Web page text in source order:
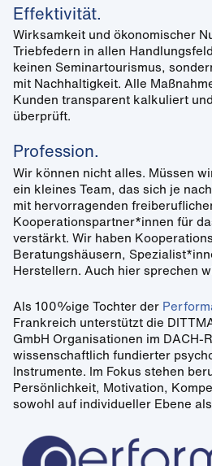
Effektivität.
Wirksamkeit und ökonomischer
Triebfedern in allen
keinen Seminartourismus,
mit Nachhaltigkeit. Alle
Kunden transparent kalkuliert
überprüft.
Profession.
Wir können nicht alles. Müssen
ein kleines Team, das sich je
mit hervorragenden
Kooperationspartner*innen für
verstärkt. Wir haben
Beratungshäusern,
Herstellern. Auch hier sprechen
Als 100%ige Tochter der
Frankreich unterstützt die
GmbH Organisationen im DACH-
wissenschaftlich fundierter
Instrumente. Im Fokus stehen
Persönlichkeit, Motivation,
sowohl auf individueller Ebene